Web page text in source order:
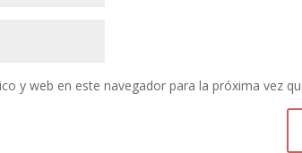
y web en este navegador para la próxima vez